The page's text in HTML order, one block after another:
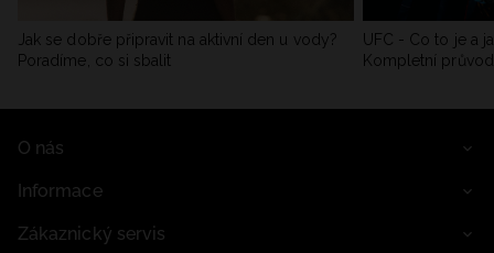
Jak se dobře připravit na aktivní den u vody?
Poradíme, co si sbalit
UFC - Co to je a
Kompletní
O nás
Informace
Zákaznický servis